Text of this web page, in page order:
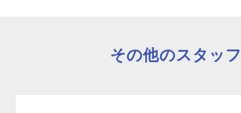
その他のスタッフ